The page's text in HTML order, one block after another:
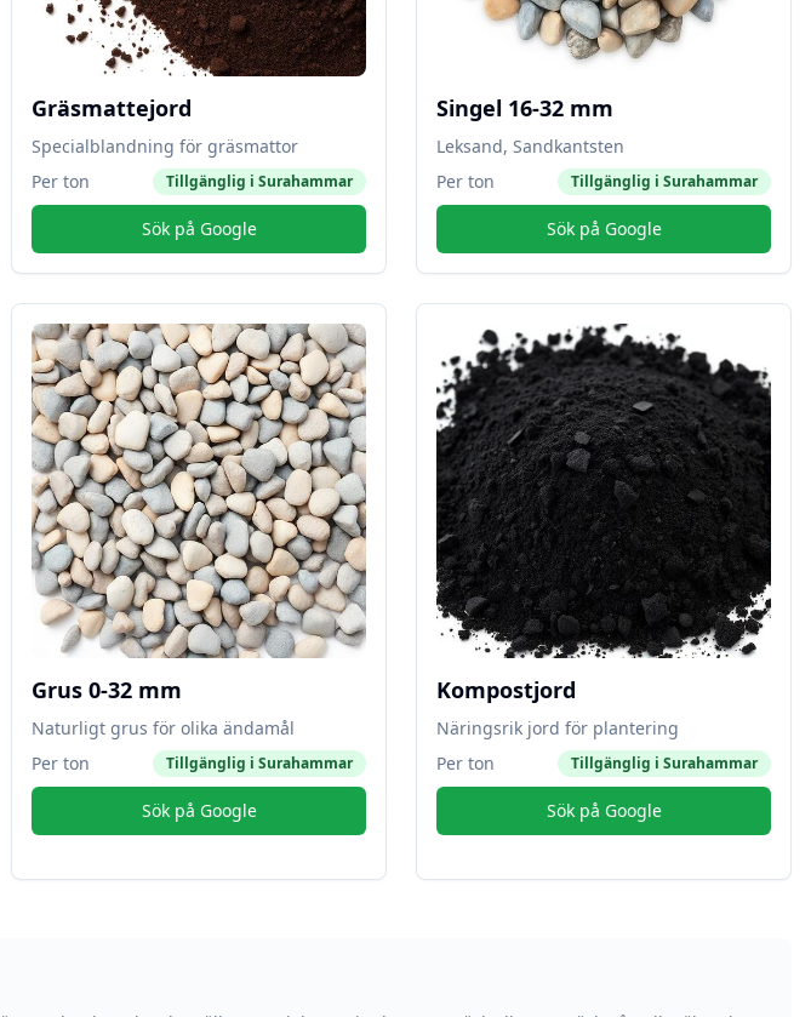
Gräsmattejord
Specialblandning för gräsmattor
Per ton
Tillgänglig i Surahammar
Sök på Google
Singel 16-32 mm
Leksand, Sandkantsten
Per ton
Tillgänglig i Surahammar
Sök på Google
Grus 0-32 mm
Naturligt grus för olika ändamål
Per ton
Tillgänglig i Surahammar
Sök på Google
Kompostjord
Näringsrik jord för plantering
Per ton
Tillgänglig i Surahammar
Sök på Google